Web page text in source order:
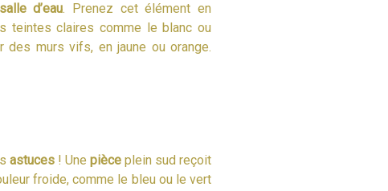
salle d’eau. Prenez cet élément en
teintes claires comme le blanc ou
des murs vifs, en jaune ou orange.
astuces! Une pièceplein sud reçoit
froide, comme le bleu ou le vert